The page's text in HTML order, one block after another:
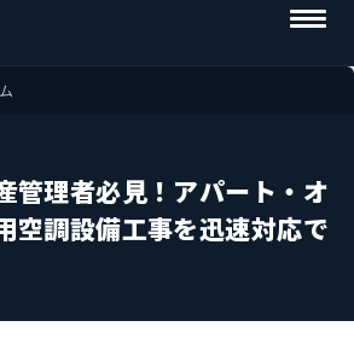
管理者必見！アパート・オ
空調設備工事を迅速対応で